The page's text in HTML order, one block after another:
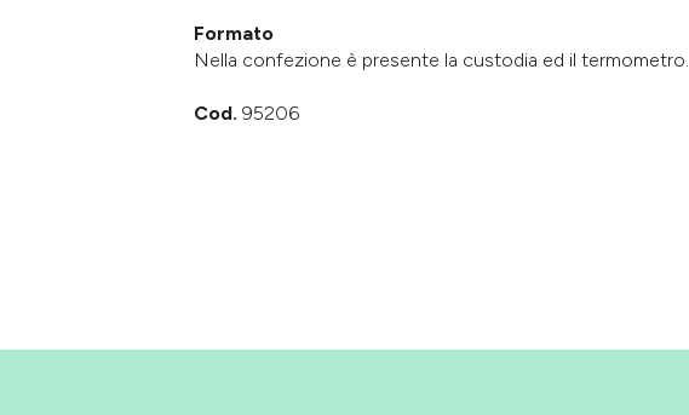
Formato
Nella confezione è presente la custodia ed il termometro.
Cod. 95206